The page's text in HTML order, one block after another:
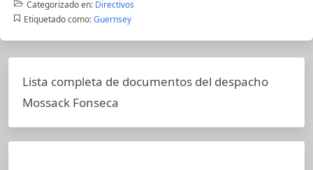
Categorizado en: Directivos
Etiquetado como: Guernsey
Lista completa de documentos del despacho
Mossack Fonseca